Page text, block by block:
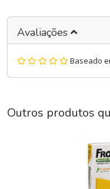
Avaliações
Baseado
Outros produtos